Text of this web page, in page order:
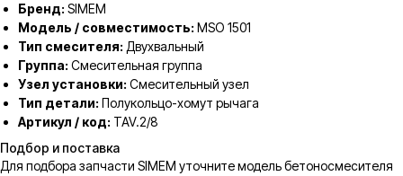
Бренд: SIMEM
Модель / совместимость: MSO 1501
Тип смесителя: Двухвальный
Группа: Смесительная группа
Узел установки: Смесительный узел
Тип детали: Полукольцо-хомут рычага
Артикул / код: TAV.2/8
Подбор и поставка
Для подбора запчасти SIMEM уточните модель бетоносмесителя